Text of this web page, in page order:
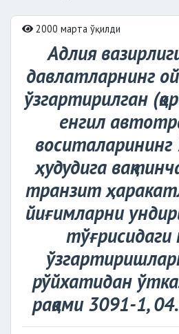
2000 марта ўқилди
Адлия
давлатларнинг
ўзгартирилган
енгил
воситаларининг
ҳудудига
транзит
йиғимларни
тўғрисидаги
рўйхатидан
рақами 3091-1,